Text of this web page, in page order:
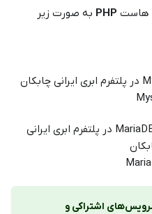
هاست PHP به صورت زیر
اشتراکی و